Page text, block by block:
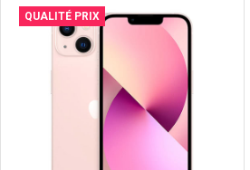
QUALITÉ PRIX